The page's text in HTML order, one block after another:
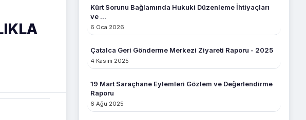
Kürt Sorunu Bağlamında Hukuki Düzenleme İhtiyaçları
ve ...
6 Oca 2026
Çatalca Geri Gönderme Merkezi Ziyareti Raporu - 2025
4 Kasım 2025
19 Mart Saraçhane Eylemleri Gözlem ve Değerlendirme
Raporu
6 Ağu 2025